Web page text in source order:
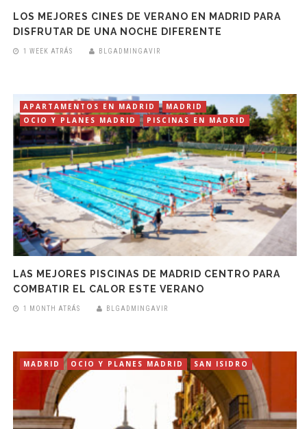
LOS MEJORES CINES DE VERANO EN MADRID PARA
DISFRUTAR DE UNA NOCHE DIFERENTE
1 WEEK ATRÁS BLGADMINGAVIR
APARTAMENTOS EN MADRID
MADRID
OCIO Y PLANES MADRID
PISCINAS EN MADRID
LAS MEJORES PISCINAS DE MADRID CENTRO PARA
COMBATIR EL CALOR ESTE VERANO
1 MONTH ATRÁS BLGADMINGAVIR
MADRID OCIO Y PLANES MADRID SAN ISIDRO